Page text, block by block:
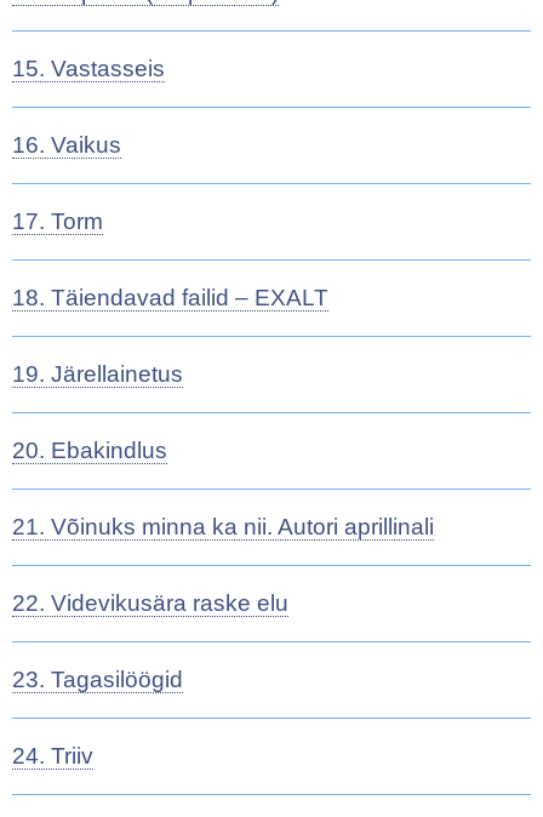
15. Vastasseis
16. Vaikus
17. Torm
18. Täiendavad failid – EXALT
19. Järellainetus
20. Ebakindlus
21. Võinuks minna ka nii. Autori aprillinali
22. Videvikusära raske elu
23. Tagasilöögid
24. Triiv